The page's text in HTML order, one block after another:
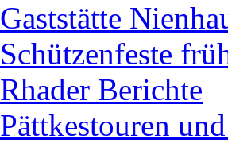
Gaststätte
Schützenfeste
Rhader Berichte
Pättkestouren